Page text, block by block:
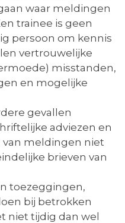
waar meldingen
trainee is geen
persoon om kennis
vertrouwelijke
misstanden,
en mogelijke
gevallen
adviezen en
meldingen niet
brieven van
toezeggingen,
bij betrokken
niet tijdig dan wel